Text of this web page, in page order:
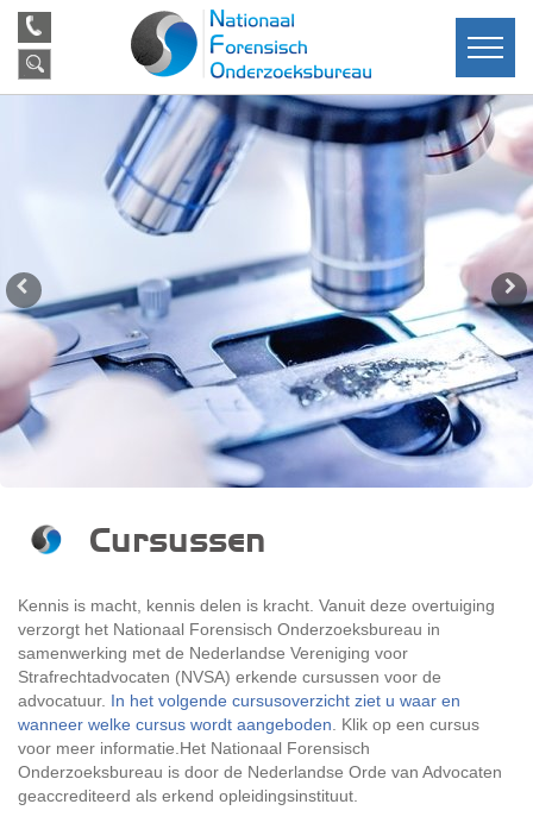
Cursussen
Kennis is macht, kennis delen is kracht. Vanuit deze overtuiging
verzorgt het Nationaal Forensisch Onderzoeksbureau in
samenwerking met de Nederlandse Vereniging voor
Strafrechtadvocaten (NVSA) erkende cursussen voor de
advocatuur. In het volgende cursusoverzicht ziet u waar en
wanneer welke cursus wordt aangeboden . Klik op een cursus
voor meer informatie.Het Nationaal Forensisch
Onderzoeksbureau is door de Nederlandse Orde van Advocaten
geaccrediteerd als erkend opleidingsinstituut.